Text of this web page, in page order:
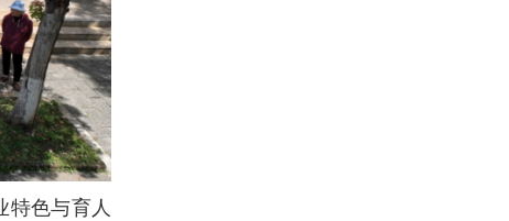
特色与育人